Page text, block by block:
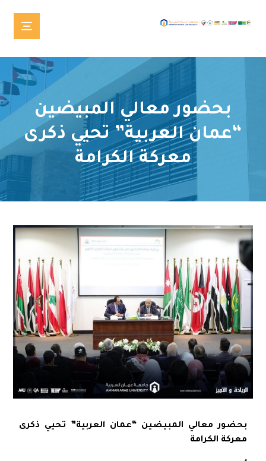
بحضور معالي المبيضين
“عمان العربية” تحيي ذكرى
معركة الكرامة
بحضور معالي المبيضين “عمان العربية” تحيي ذكرى
معركة الكرامة